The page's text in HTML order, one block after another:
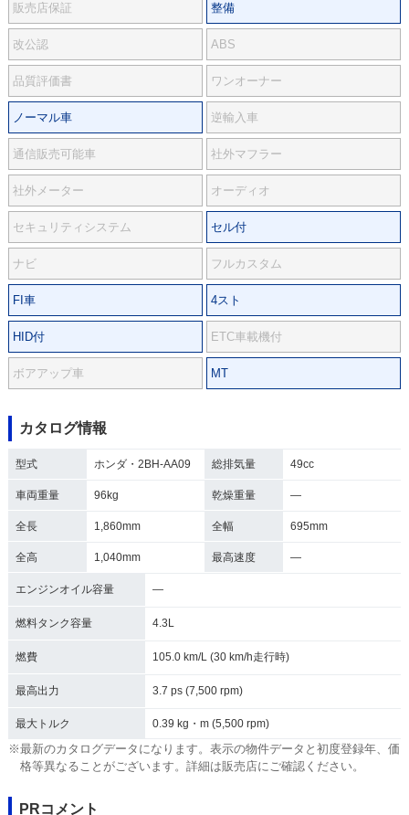
販売店保証 整備
改公認 ABS
品質評価書 ワンオーナー
ノーマル車 逆輸入車
通信販売可能車 社外マフラー
社外メーター オーディオ
セキュリティシステム セル付
ナビ フルカスタム
FI車 4スト
HID付 ETC車載機付
ボアアップ車 MT
カタログ情報
型式 ホンダ・2BH-AA09 総排気量 49cc
車両重量 96kg 乾燥重量 ―
全長 1,860mm 全幅 695mm
全高 1,040mm 最高速度 ―
エンジンオイル容量 ―
燃料タンク容量 4.3L
燃費 105.0 km/L (30 km/h走行時)
最高出力 3.7 ps (7,500 rpm)
最大トルク 0.39 kg・m (5,500 rpm)
※最新のカタログデータになります。表示の物件データと初度登録年、価
格等異なることがございます。詳細は販売店にご確認ください。
PRコメント